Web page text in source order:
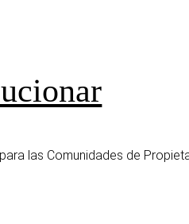
las Comunidades de